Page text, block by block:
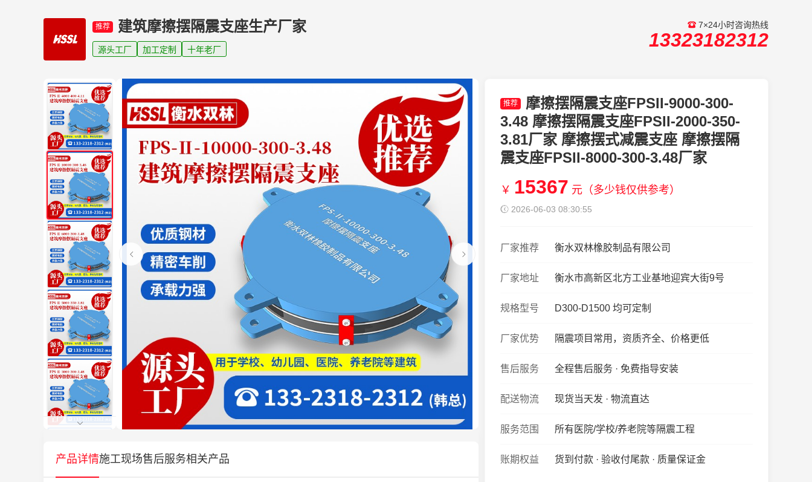
推荐 建筑摩擦摆隔震支座生产厂家
源头工厂 加工定制 十年老厂
7×24小时咨询热线
13323182312
推荐
摩擦摆隔震支座FPSII-9000-300-
3.48 摩擦摆隔震支座FPSII-2000-350-
3.81厂家 摩擦摆式减震支座 摩擦摆隔
震支座FPSII-8000-300-3.48厂家
￥ 15367 元（多少钱仅供参考）
2026-06-03 08:30:55
厂家推荐 衡水双林橡胶制品有限公司
厂家地址 衡水市高新区北方工业基地迎宾大街9号
规格型号 D300-D1500 均可定制
厂家优势 隔震项目常用，资质齐全、价格更低
售后服务 全程售后服务 · 免费指导安装
配送物流 现货当天发 · 物流直达
服务范围 所有医院/学校/养老院等隔震工程
账期权益 货到付款 · 验收付尾款 · 质量保证金
产品详情施工现场售后服务相关产品